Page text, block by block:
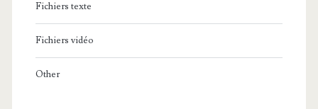
Fichiers texte
Fichiers vidéo
Other